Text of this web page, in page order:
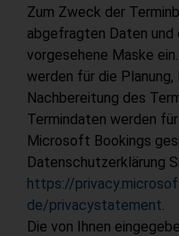
Zum Zweck der
abgefragten Daten und
vorgesehene Maske
werden für die
Nachbereitung des
Termindaten werden
Microsoft Bookings
Datenschutzerklärung
https://
de/privacystatement.
Die von Ihnen